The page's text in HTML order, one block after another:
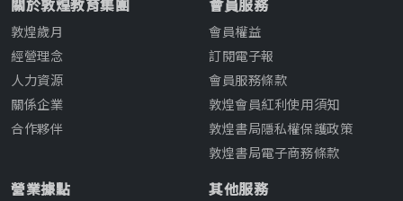
關於敦煌教育集團
敦煌歲月
經營理念
人力資源
關係企業
合作夥伴
會員服務
會員權益
訂閱電子報
會員服務條款
敦煌會員紅利使用須知
敦煌書局隱私權保護政策
敦煌書局電子商務條款
營業據點 其他服務